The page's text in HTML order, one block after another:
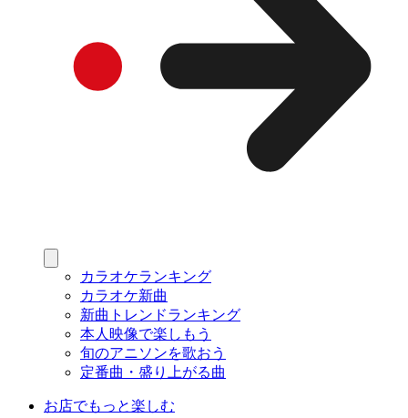
カラオケランキング
カラオケ新曲
新曲トレンドランキング
本人映像で楽しもう
旬のアニソンを歌おう
定番曲・盛り上がる曲
お店でもっと楽しむ